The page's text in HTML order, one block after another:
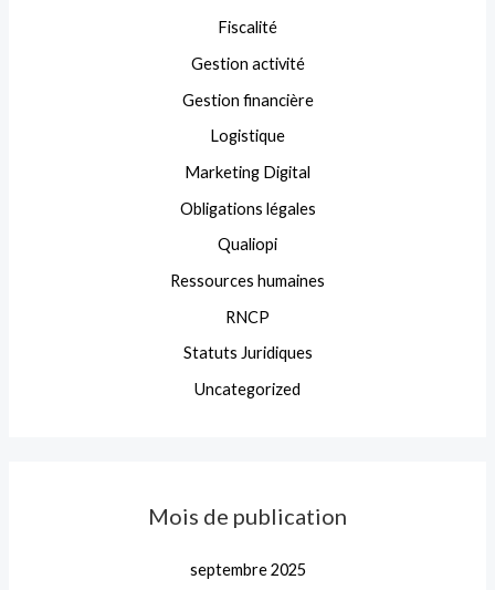
Fiscalité
Gestion activité
Gestion financière
Logistique
Marketing Digital
Obligations légales
Qualiopi
Ressources humaines
RNCP
Statuts Juridiques
Uncategorized
Mois de publication
septembre 2025